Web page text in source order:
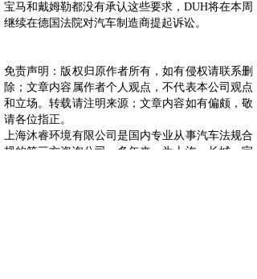
宝马和戴姆勒都没有承认这些要求，DUH将在本周
继续在德国法院对汽车制造商提起诉讼。
免责声明：版权归原作者所有，如有侵权请联系删
除；文章内容属作者个人观点，不代表本公司观点
和立场。转载请注明来源；文章内容如有偏颇，敬
请各位指正。
上海沐睿环境有限公司是国内专业从事汽车法规合
规的第三方咨询公司，多年来，为上汽，长城，宇